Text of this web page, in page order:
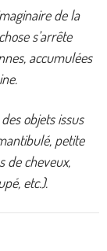
de la
s’arrête
accumulées
objets issus
petite
de cheveux,
etc.).